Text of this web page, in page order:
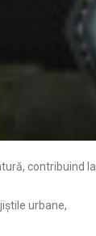
contribuind la
urbane,